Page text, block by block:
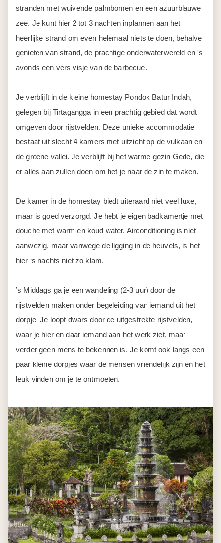
stranden met wuivende palmbomen en een azuurblauwe
zee. Je kunt hier 2 tot 3 nachten inplannen aan het
heerlijke strand om even helemaal niets te doen, behalve
genieten van strand, de prachtige onderwaterwereld en 's
avonds een vers visje van de barbecue.
Je verblijft in de kleine homestay Pondok Batur Indah,
gelegen bij Tirtagangga in een prachtig gebied dat wordt
omgeven door rijstvelden. Deze unieke accommodatie
bestaat uit slecht 4 kamers met uitzicht op de vulkaan en
de groene vallei. Je verblijft bij het warme gezin Gede, die
er alles aan zullen doen om het je naar de zin te maken.
De kamer in de homestay biedt uiteraard niet veel luxe,
maar is goed verzorgd. Je hebt je eigen badkamertje met
douche met warm en koud water. Airconditioning is niet
aanwezig, maar vanwege de ligging in de heuvels, is het
hier ‘s nachts niet zo klam.
’s Middags ga je een wandeling (2-3 uur) door de
rijstvelden maken onder begeleiding van iemand uit het
dorpje. Je loopt dwars door de uitgestrekte rijstvelden,
waar je hier en daar iemand aan het werk ziet, maar
verder geen mens te bekennen is. Je komt ook langs een
paar kleine dorpjes waar de mensen vriendelijk zijn en het
leuk vinden om je te ontmoeten.